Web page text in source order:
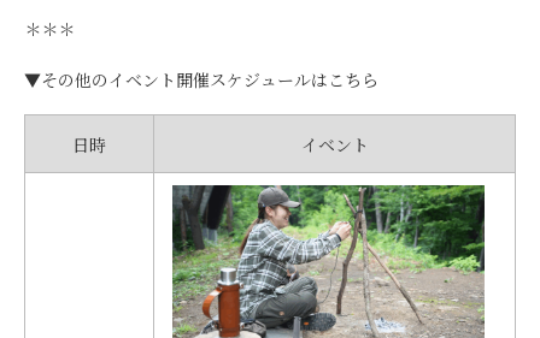
＊＊＊
▼その他のイベント開催スケジュールはこちら
日時 イベント